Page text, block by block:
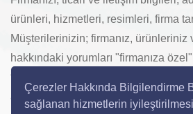
Çerezler Hakkında Bilgilendirme
sağlanan hizmetlerin
ürünleri, hizmetleri, resimleri, firma
Müşterilerinizin; firmanız, ürünleriniz
hakkındaki yorumları "firmanıza özel"
toplanarak ürünlerinizi, hizmetlerinizi,
arayan" yeni müşterilerinize